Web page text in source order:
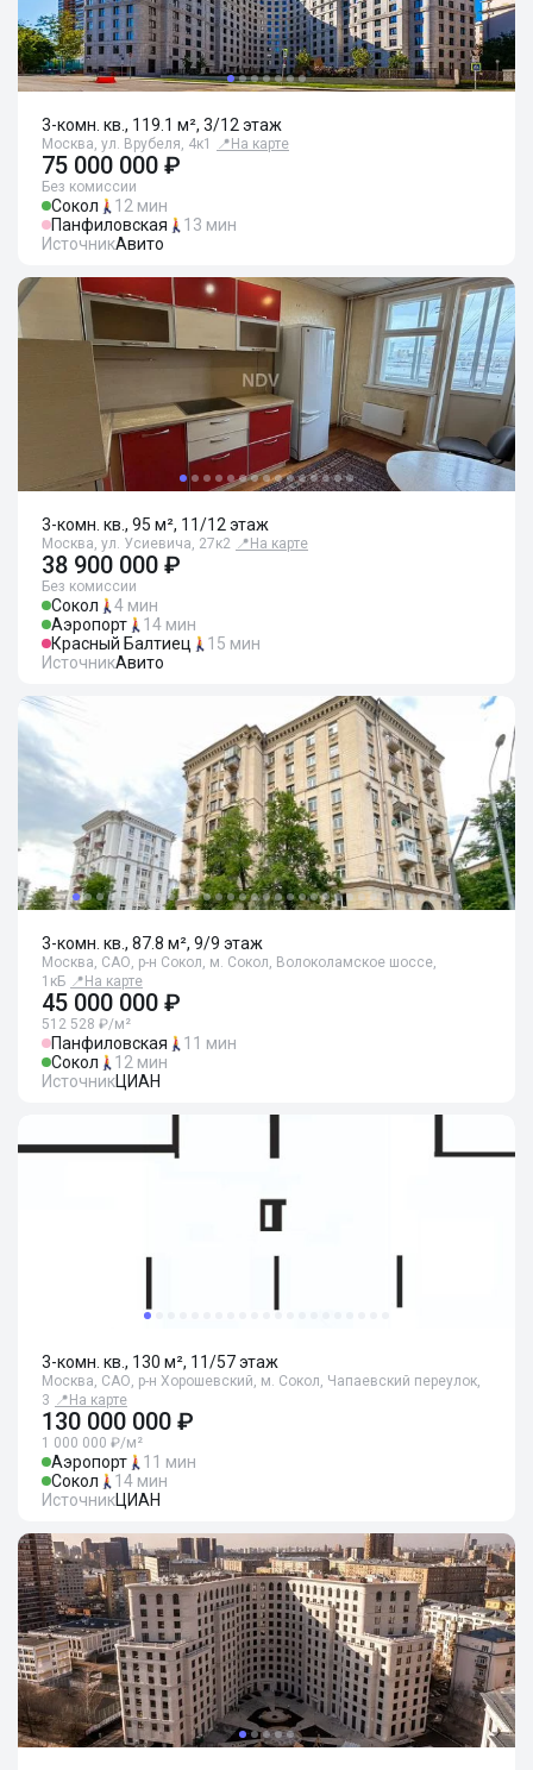
3-комн. кв., 119.1 м², 3/12 этаж
Москва, ул. Врубеля, 4к1 📍 На карте
75 000 000 ₽
Без комиссии
Сокол
12 мин
Панфиловская
13 мин
ИсточникАвито
3-комн. кв., 95 м², 11/12 этаж
Москва, ул. Усиевича, 27к2 📍 На карте
38 900 000 ₽
Без комиссии
Сокол
4 мин
Аэропорт
14 мин
Красный Балтиец
15 мин
ИсточникАвито
3-комн. кв., 87.8 м², 9/9 этаж
Москва, САО, р-н Сокол, м. Сокол, Волоколамское шоссе,
1кБ 📍 На карте
45 000 000 ₽
512 528 ₽/м²
Панфиловская
11 мин
Сокол
12 мин
ИсточникЦИАН
3-комн. кв., 130 м², 11/57 этаж
Москва, САО, р-н Хорошевский, м. Сокол, Чапаевский переулок,
3 📍 На карте
130 000 000 ₽
1 000 000 ₽/м²
Аэропорт
11 мин
Сокол
14 мин
ИсточникЦИАН